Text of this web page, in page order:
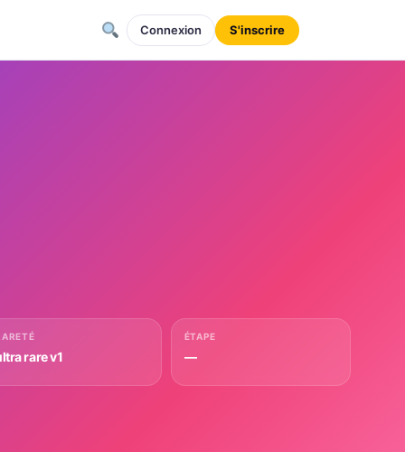
Connexion S'inscrire
rare v1
ÉTAPE
—